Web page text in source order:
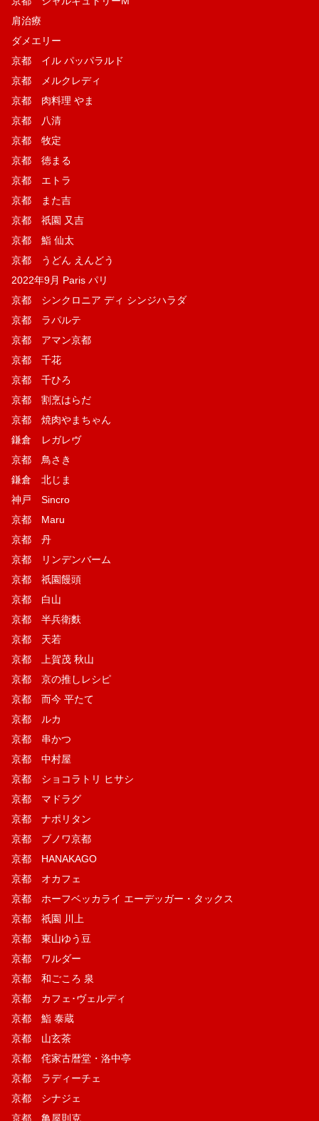
肩治療
ダメエリー
京都 イル パッパラルド
京都 メルクレディ
京都 肉料理 やま
京都 八清
京都 牧定
京都 徳まる
京都 エトラ
京都 また吉
京都 祇園 又吉
京都 鮨 仙太
京都 うどん えんどう
2022年9月 Paris パリ
京都 シンクロニア ディ シンジハラダ
京都 ラパルテ
京都 アマン京都
京都 千花
京都 千ひろ
京都 割烹はらだ
京都 焼肉やまちゃん
鎌倉 レガレヴ
京都 鳥さき
鎌倉 北じま
神戸 Sincro
京都 Maru
京都 丹
京都 リンデンバーム
京都 祇園饅頭
京都 白山
京都 半兵衛麩
京都 天若
京都 上賀茂 秋山
京都 京の推しレシピ
京都 而今 平たて
京都 ルカ
京都 串かつ
京都 中村屋
京都 ショコラトリ ヒサシ
京都 マドラグ
京都 ナポリタン
京都 ブノワ京都
京都 HANAKAGO
京都 オカフェ
京都 ホーフベッカライ エーデッガー・タックス
京都 祇園 川上
京都 東山ゆう豆
京都 ワルダー
京都 和ごころ 泉
京都 カフェ･ヴェルディ
京都 鮨 泰蔵
京都 山玄茶
京都 侘家古暦堂・洛中亭
京都 ラディーチェ
京都 シナジェ
京都 亀屋則克